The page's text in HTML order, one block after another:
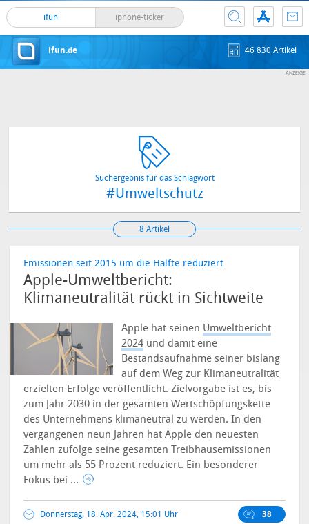
ifun iphone-ticker
ifun.de 46 830 Artikel
Suchergebnis für das Schlagwort
#Umweltschutz
8 Artikel
Emissionen seit 2015 um die Hälfte reduziert
Apple-Umweltbericht:
Klimaneutralität rückt in Sichtweite
Apple hat seinen Umweltbericht
2024 und damit eine
Bestandsaufnahme seiner bislang
auf dem Weg zur Klimaneutralität
erzielten Erfolge veröffentlicht. Zielvorgabe ist es, bis
zum Jahr 2030 in der gesamten Wertschöpfungskette
des Unternehmens klimaneutral zu werden. In den
vergangenen neun Jahren hat Apple den neuesten
Zahlen zufolge seine gesamten Treibhausemissionen
um mehr als 55 Prozent reduziert. Ein besonderer
Fokus bei ...
Donnerstag, 18. Apr. 2024, 15:01 Uhr 38